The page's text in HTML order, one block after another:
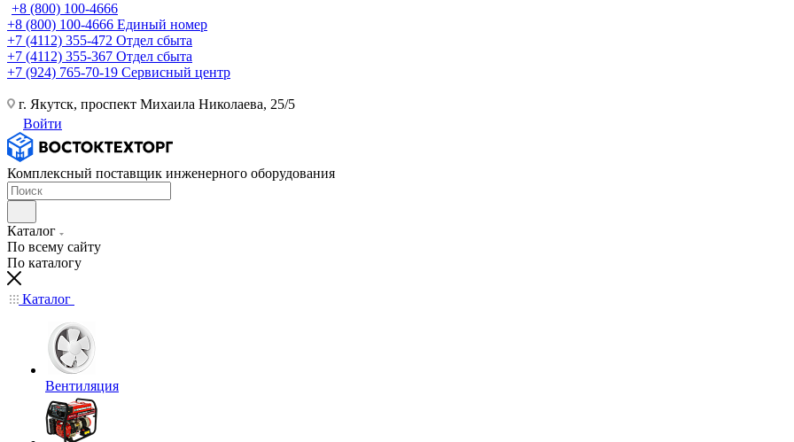
+8 (800) 100-4666
+8 (800) 100-4666 Единый номер
+7 (4112) 355-472 Отдел сбыта
+7 (4112) 355-367 Отдел сбыта
+7 (924) 765-70-19 Сервисный центр
г. Якутск, проспект Михаила Николаева, 25/5
Войти
Комплексный поставщик инженерного оборудования
Каталог
По всему сайту
По каталогу
Каталог
Вентиляция